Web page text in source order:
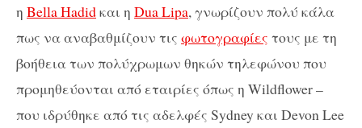
η Bella Hadidκαι η Dua Lipa, γνωρίζουν πολύ κάλα
πως να αναβαθμίζουν τις φωτογραφίες τους με τη
βοήθεια των πολύχρωμων θηκών τηλεφώνου που
προμηθεύονται από εταιρίες όπως η Wildflower –
που ιδρύθηκε από τις αδελφές Sydney και Devon Lee